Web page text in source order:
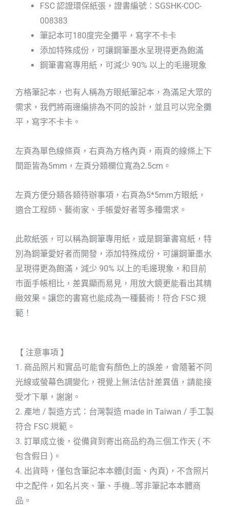
FSC 認證環保紙張，證書編號：SGSHK-COC-
008383
筆記本可180度完全攤平，寫字不卡卡
添加特殊成份，可讓鋼筆墨水呈現得更為飽滿
鋼筆書寫專用紙，可減少 90% 以上的毛邊現象
方格筆記本，也有人稱為方眼紙筆記本，為滿足大眾的
需求，我們將兩邊編排為不同的設計，並且可以完全攤
平，寫字不卡卡。
左頁為單色線條頁，右頁為方格內頁，兩頁的線條上下
間距皆為5mm，左頁分類欄位寬為2.5cm。
左頁方便分類各類待辦事項，右頁為5*5mm方眼紙，
適合工程師、藝術家、手帳愛好者等多種需求。
此款紙張，可以稱為鋼筆專用紙，或是鋼筆書寫紙，特
別為鋼筆愛好者而開發，添加特殊成份，可讓鋼筆墨水
呈現得更為飽滿，減少 90% 以上的毛邊現象，和目前
市面手帳相比，差異顯而易見，用放大鏡更能看出其精
緻效果。讓您的書寫也能成為一種藝術！符合 FSC 規
範！
【 注意事項 】
1. 商品照片和實品可能會有顏色上的誤差，會隨著不同
光線或螢幕色調變化，視覺上無法估計差異值，請能接
受才下單，謝謝。
2. 產地 / 製造方式：台灣製造 made in Taiwan / 手工製
符合 FSC 規範。
3. 訂單成立後，從備貨到寄出商品約為三個工作天 ( 不
包含假日 )。
4. 出貨時，僅包含筆記本本體(封面、內頁)，不含照片
中之配件，如名片夾、筆、手機…等非筆記本本體商
品。